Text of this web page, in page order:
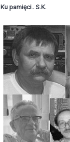
Ku pamięci.. S.K.